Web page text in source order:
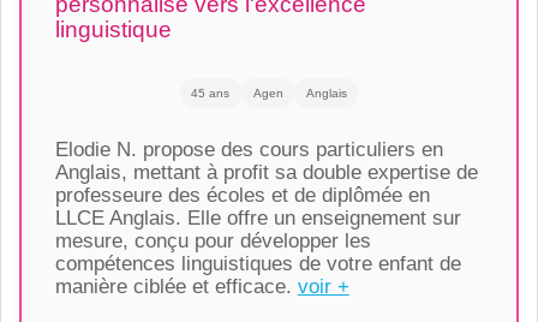
linguistique
45 ans Agen Anglais
Elodie N. propose des cours particuliers en
Anglais, mettant à profit sa double expertise de
professeure des écoles et de diplômée en
LLCE Anglais. Elle offre un enseignement sur
mesure, conçu pour développer les
compétences linguistiques de votre enfant de
manière ciblée et efficace. voir +